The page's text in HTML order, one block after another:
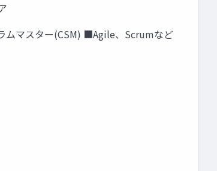
ムマスター(CSM) ■Agile、Scrumなど